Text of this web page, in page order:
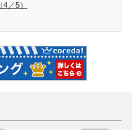
／5）